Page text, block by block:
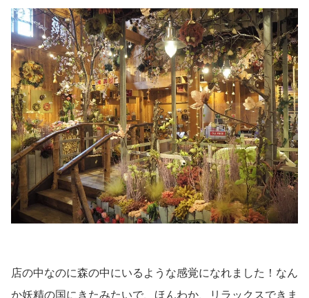
店の中なのに森の中にいるような感覚になれました！なん
か妖精の国にきたみたいで、ほんわか、リラックスできま